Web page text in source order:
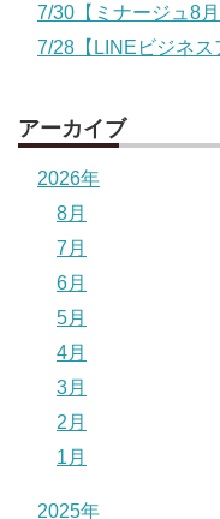
7/30【ミナージュ8月
7/28【LINEビジネス
アーカイブ
2026年
8月
7月
6月
5月
4月
3月
2月
1月
2025年